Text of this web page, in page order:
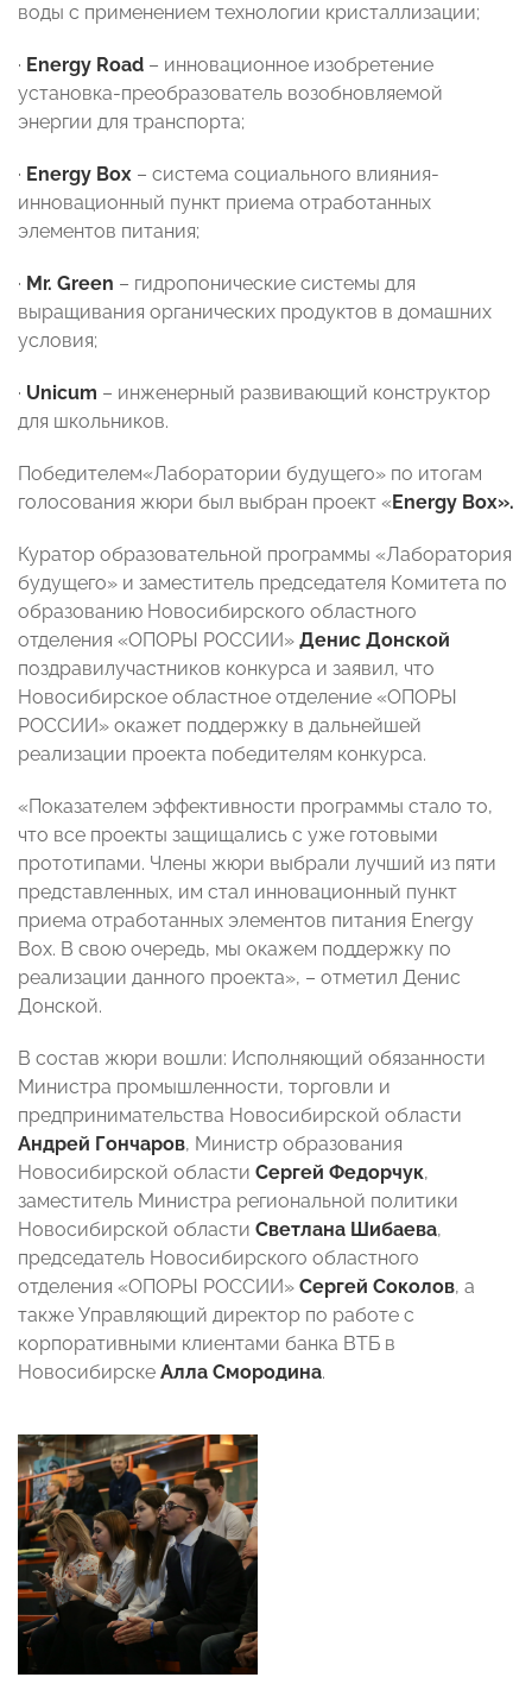
воды с применением технологии кристаллизации;
· Energy Road – инновационное изобретение
установка-преобразователь возобновляемой
энергии для транспорта;
· Energy Box – система социального влияния-
инновационный пункт приема отработанных
элементов питания;
· Mr. Green – гидропонические системы для
выращивания органических продуктов в домашних
условия;
· Unicum – инженерный развивающий конструктор
для школьников.
Победителем«Лаборатории будущего» по итогам
голосования жюри был выбран проект « Energy Box».
Куратор образовательной программы «Лаборатория
будущего» и заместитель председателя Комитета по
образованию Новосибирского областного
отделения «ОПОРЫ РОССИИ» Денис Донской
поздравилучастников конкурса и заявил, что
Новосибирское областное отделение «ОПОРЫ
РОССИИ» окажет поддержку в дальнейшей
реализации проекта победителям конкурса.
«Показателем эффективности программы стало то,
что все проекты защищались с уже готовыми
прототипами. Члены жюри выбрали лучший из пяти
представленных, им стал инновационный пункт
приема отработанных элементов питания Energy
Box. В свою очередь, мы окажем поддержку по
реализации данного проекта», – отметил Денис
Донской.
В состав жюри вошли: Исполняющий обязанности
Министра промышленности, торговли и
предпринимательства Новосибирской области
Андрей Гончаров, Министр образования
Новосибирской области Сергей Федорчук,
заместитель Министра региональной политики
Новосибирской области Светлана Шибаева,
председатель Новосибирского областного
отделения «ОПОРЫ РОССИИ» Сергей Соколов, а
также Управляющий директор по работе с
корпоративными клиентами банка ВТБ в
Новосибирске Алла Смородина.